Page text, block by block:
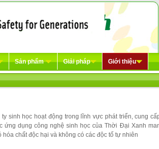
Sản phẩm Giải pháp Giới thiệu
sinh học hoạt động trong lĩnh vực phát triển, cung
ứng dụng công nghệ sinh học của Thời Đại Xanh
hóa chất độc hại và không có các độc tố tự nhiên